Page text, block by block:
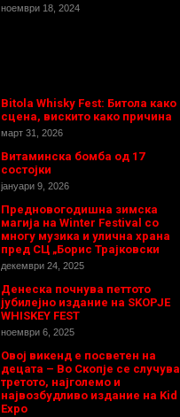
ноември 18, 2024
Bitola Whisky Fest: Битола како
сцена, вискито како причина
март 31, 2026
Витаминска бомба од 17
состојки
јануари 9, 2026
Предновогодишнa зимска
магија на Winter Festival со
многу музика и улична храна
пред СЦ „Борис Трајковски
декември 24, 2025
Денеска почнува петтото
јубилејно издание на SKOPJE
WHISKEY FEST
ноември 6, 2025
Овој викенд е посветен на
децата – Во Скопје се случува
третото, најголемо и
највозбудливо издание на Kid
Expo